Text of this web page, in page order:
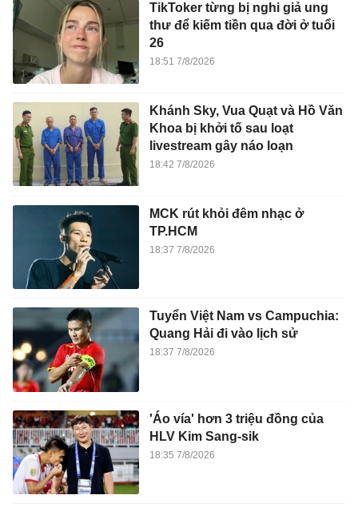
TikToker từng bị nghi giả ung
thư để kiếm tiền qua đời ở tuổi
26
18:51 7/8/2026
Khánh Sky, Vua Quạt và Hồ Văn
Khoa bị khởi tố sau loạt
livestream gây náo loạn
18:42 7/8/2026
MCK rút khỏi đêm nhạc ở
TP.HCM
18:37 7/8/2026
Tuyển Việt Nam vs Campuchia:
Quang Hải đi vào lịch sử
18:37 7/8/2026
'Áo vía' hơn 3 triệu đồng của
HLV Kim Sang-sik
18:35 7/8/2026